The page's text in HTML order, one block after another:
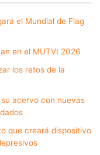
el Mundial de Flag
en el MUTVI 2026
los retos de la
acervo con nuevas
que creará dispositivo